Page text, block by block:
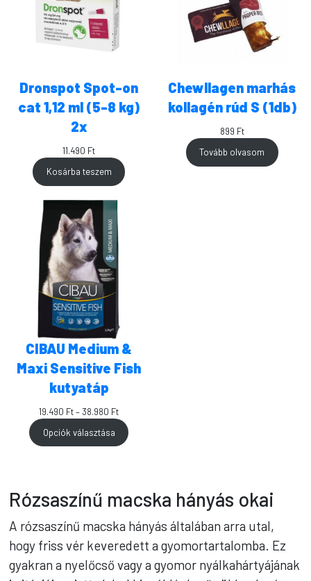
Dronspot Spot-on
cat 1,12 ml (5-8 kg)
2x
11.490 Ft
Kosárba teszem
Chewllagen marhás
kollagén rúd S (1db)
899 Ft
Tovább olvasom
CIBAU Medium &
Maxi Sensitive Fish
kutyatáp
19.490 Ft – 38.980 FtÁrtartomány:
19.490 Ft
Opciók választása
Rózsaszínű macska hányás okai
A rózsaszínű macska hányás általában arra utal,
hogy friss vér keveredett a gyomortartalomba. Ez
gyakran a nyelőcső vagy a gyomor nyálkahártyájának